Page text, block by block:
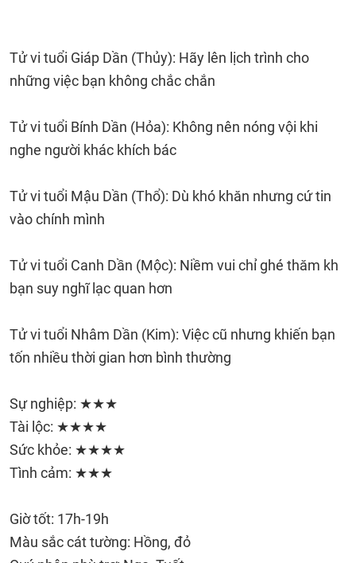
Tử vi tuổi Giáp Dần (Thủy): Hãy lên lịch trình cho
những việc bạn không chắc chắn
Tử vi tuổi Bính Dần (Hỏa): Không nên nóng vội khi
nghe người khác khích bác
Tử vi tuổi Mậu Dần (Thổ): Dù khó khăn nhưng cứ tin
vào chính mình
Tử vi tuổi Canh Dần (Mộc): Niềm vui chỉ ghé thăm kh
bạn suy nghĩ lạc quan hơn
Tử vi tuổi Nhâm Dần (Kim): Việc cũ nhưng khiến bạn
tốn nhiều thời gian hơn bình thường
Sự nghiệp: ★★★
Tài lộc: ★★★★
Sức khỏe: ★★★★
Tình cảm: ★★★
Giờ tốt: 17h-19h
Màu sắc cát tường: Hồng, đỏ